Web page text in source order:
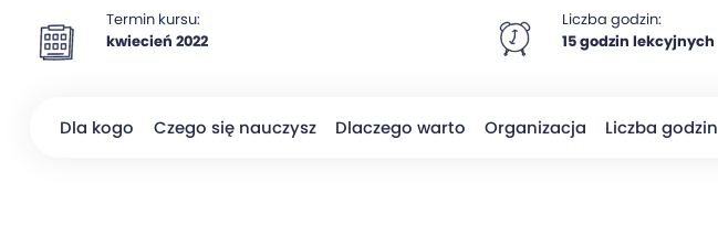
Termin kursu:
kwiecień 2022
Liczba godzin:
15 godzin lekcyjnych
Dla kogo Czego się nauczysz Dlaczego warto Organizacja Liczba godzin